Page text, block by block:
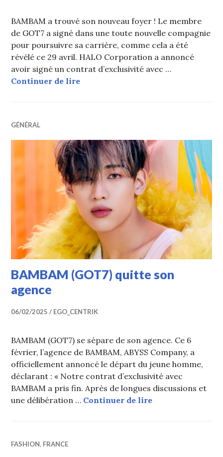
BAMBAM a trouvé son nouveau foyer ! Le membre
de GOT7 a signé dans une toute nouvelle compagnie
pour poursuivre sa carrière, comme cela a été
révélé ce 29 avril. HALO Corporation a annoncé
avoir signé un contrat d’exclusivité avec …
Continuer de lireBAMBAM (GOT7) signe dans une
GÉNÉRAL
BAMBAM (GOT7) quitte son
agence
06/02/2025 EGO_CENTRIK
BAMBAM (GOT7) se sépare de son agence. Ce 6
février, l’agence de BAMBAM, ABYSS Company, a
officiellement annoncé le départ du jeune homme,
déclarant : « Notre contrat d’exclusivité avec
BAMBAM a pris fin. Après de longues discussions et
une délibération … Continuer de lireBAMBAM
FASHION, FRANCE